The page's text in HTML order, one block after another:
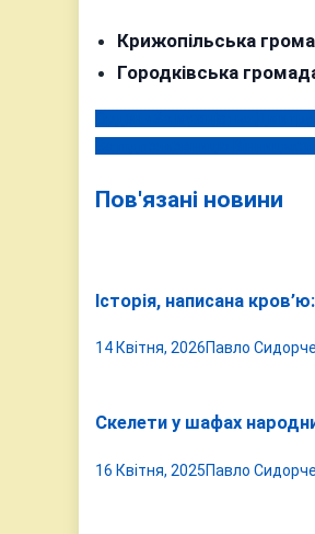
Крижопільська
Городківська
Навігація
Пов'язані новини
Історія, написана
14 Квітня, 2026Павло
Скелети у шафах
16 Квітня, 2025Павло